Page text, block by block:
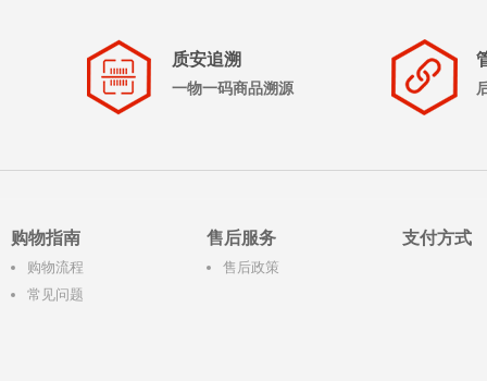
质安追溯
一物一码商品溯源
购物指南
购物流程
常见问题
售后服务
售后政策
支付方式